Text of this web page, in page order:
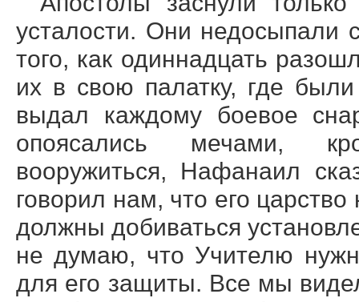
усталости. Они недосыпали
того, как одиннадцать
их в свою палатку, где
выдал каждому боевое
опоясались мечами,
вооружиться, Нафанаил
говорил нам, что его
должны добиваться
не думаю, что Учителю
для его защиты. Все мы